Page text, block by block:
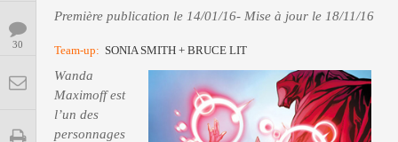
ENCYCLOPEGEEK
CINE-SERIES-ANIME
MUSIQUE
30
Première publication le 14/01/16- Mise à jour le 18/11/16
Team-up: SONIA SMITH + BRUCE LIT
Wanda
Maximoff est
l’un des
personnages
Marvel Mattie boy Musique
Panini Patrick Faivre Presse
Présence Punisher
Special Guest Spidey Superman
Tornado Urban xmen